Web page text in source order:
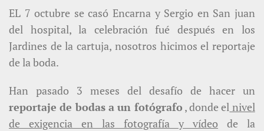
EL 7 octubre se casó Encarna y Sergio en San juan
del hospital, la celebración fué después en los
Jardines de la cartuja, nosotros hicimos el reportaje
de la boda.
Han pasado 3 meses del desafío de hacer un
reportaje de bodas a un fotógrafo , donde el nivel
de exigencia en las fotografía y vídeo de la